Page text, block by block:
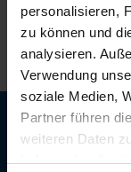
personalisieren,
zu können und
analysieren.
Verwendung
soziale Medien,
Partner führen
weiteren Daten
haben oder die
Neu: Jetzt
Schnell,